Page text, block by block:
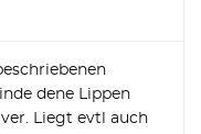
dene Lippen
Liegt evtl auch